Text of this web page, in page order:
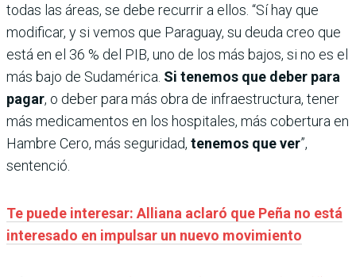
todas las áreas, se debe recurrir a ellos. “Sí hay que
modificar, y si vemos que Paraguay, su deuda creo que
está en el 36 % del PIB, uno de los más bajos, si no es el
más bajo de Sudamérica. Si tenemos que deber para
pagar, o deber para más obra de infraestructura, tener
más medicamentos en los hospitales, más cobertura en
Hambre Cero, más seguridad, tenemos que ver”,
sentenció.
Te puede interesar: Alliana aclaró que Peña no está
interesado en impulsar un nuevo movimiento